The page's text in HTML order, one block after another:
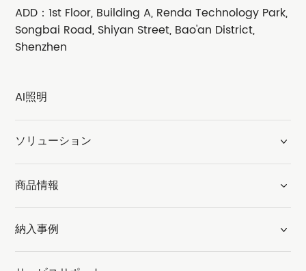
ADD：1st Floor, Building A, Renda Technology Park,
Songbai Road, Shiyan Street, Bao'an District,
Shenzhen
AI照明
ソリューション
商品情報
納入事例